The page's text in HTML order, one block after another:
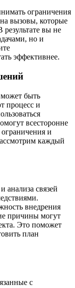
ограничения
вызовы, которые
вы не
но и
эффективнее.
быть
процесс и
всесторонне
и
каждый
анализа связей
внедрения
причины могут
Это поможет
план
с